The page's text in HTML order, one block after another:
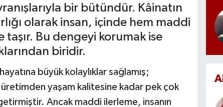
bir bütündür. Kâinatın
olarak insan, içinde hem maddi
Bu dengeyi korumak ise
biridir.
büyük kolaylıklar sağlamış;
yaşam kalitesine kadar pek çok
Ancak maddi ilerleme, insanın